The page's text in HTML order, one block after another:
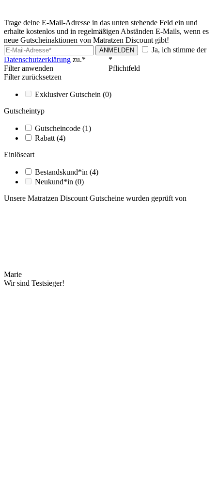
Trage deine E-Mail-Adresse in das unten stehende Feld ein und
erhalte kostenlos und in regelmäßigen Abständen E-Mails, wenn es
neue Gutscheinaktionen von Matratzen Discount gibt!
ANMELDEN
Ja, ich stimme der
Datenschutzerklärung zu.*
*
Pflichtfeld
Filter anwenden
Filter zurücksetzen
Exklusiver Gutschein (0)
Gutscheintyp
Gutscheincode (1)
Rabatt (4)
Einlöseart
Bestandskund*in (4)
Neukund*in (0)
Unsere Matratzen Discount Gutscheine wurden geprüft von
Marie
Wir sind Testsieger!